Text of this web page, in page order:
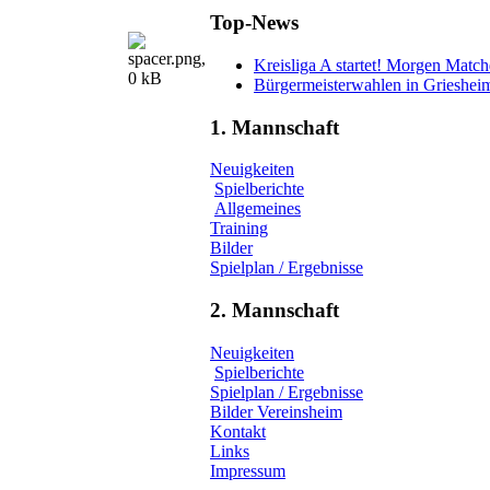
Top-News
Kreisliga A startet! Morgen
Bürgermeisterwahlen in
1. Mannschaft
Neuigkeiten
Spielberichte
Allgemeines
Training
Bilder
Spielplan / Ergebnisse
2. Mannschaft
Neuigkeiten
Spielberichte
Spielplan / Ergebnisse
Bilder Vereinsheim
Kontakt
Links
Impressum